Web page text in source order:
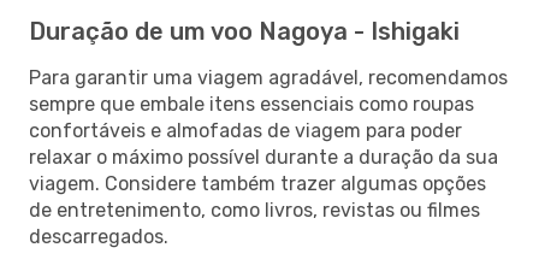
Duração de um voo Nagoya - Ishigaki
Para garantir uma viagem agradável, recomendamos
sempre que embale itens essenciais como roupas
confortáveis e almofadas de viagem para poder
relaxar o máximo possível durante a duração da sua
viagem. Considere também trazer algumas opções
de entretenimento, como livros, revistas ou filmes
descarregados.